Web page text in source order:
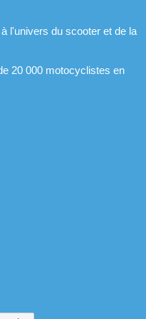
AC
Speedfight 3 RS AC
l'univers du scooter et de la
20 000 motocyclistes en